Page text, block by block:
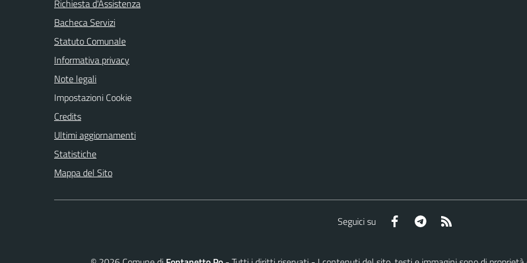
Richiesta d'Assistenza
Bacheca Servizi
Statuto Comunale
Informativa privacy
Note legali
Impostazioni Cookie
Credits
Ultimi aggiornamenti
Statistiche
Mappa del Sito
Seguici su Facebook Telegram